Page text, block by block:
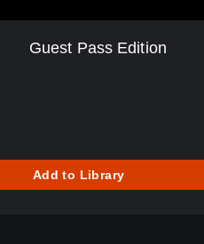
Guest Pass Edition
Add to Library